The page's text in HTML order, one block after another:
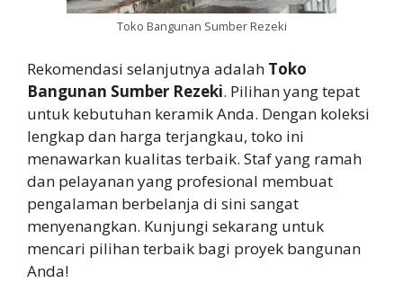
Toko Bangunan Sumber Rezeki
Rekomendasi selanjutnya adalah Toko
Bangunan Sumber Rezeki. Pilihan yang tepat
untuk kebutuhan keramik Anda. Dengan koleksi
lengkap dan harga terjangkau, toko ini
menawarkan kualitas terbaik. Staf yang ramah
dan pelayanan yang profesional membuat
pengalaman berbelanja di sini sangat
menyenangkan. Kunjungi sekarang untuk
mencari pilihan terbaik bagi proyek bangunan
Anda!